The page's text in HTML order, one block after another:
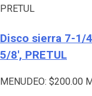
PRETUL
Disco sierra 7-1/
5/8′, PRETUL
MENUDEO: $200.00